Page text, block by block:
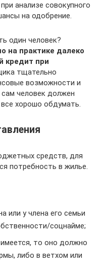
анализе совокупного
на одобрение.
один человек?
на практике далеко
кредит при
тщательно
возможности и
человек должен
хорошо обдумать.
средств, для
потребность в жилье.
или у члена его семьи
соцнайме;
то оно должно
либо в ветхом или